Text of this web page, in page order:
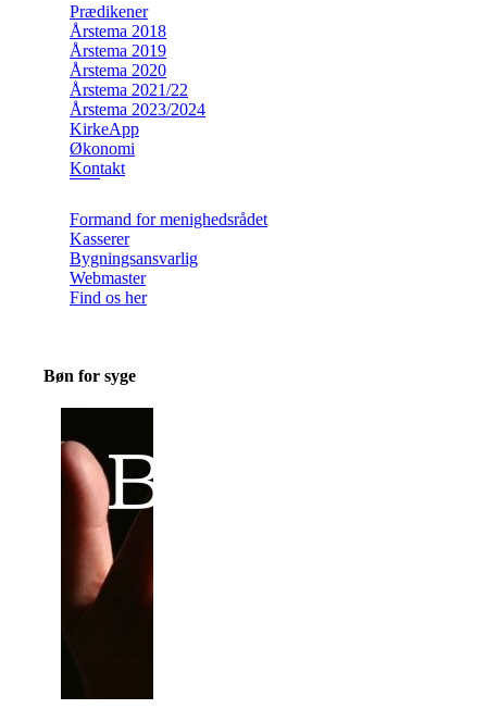
Prædikener
Årstema 2018
Årstema 2019
Årstema 2020
Årstema 2021/22
Årstema 2023/2024
KirkeApp
Økonomi
Kontakt
Formand for menighedsrådet
Kasserer
Bygningsansvarlig
Webmaster
Find os her
Bøn for syge